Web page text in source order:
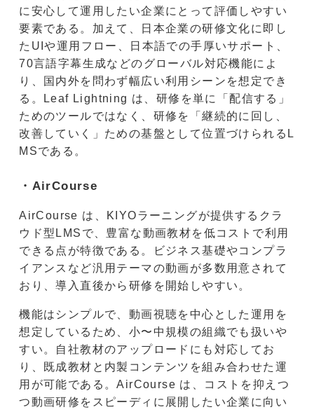
に安心して運用したい企業にとって評価しやすい
要素である。加えて、日本企業の研修文化に即し
たUIや運用フロー、日本語での手厚いサポート、
70言語字幕生成などのグローバル対応機能によ
り、国内外を問わず幅広い利用シーンを想定でき
る。Leaf Lightning は、研修を単に「配信する」
ためのツールではなく、研修を「継続的に回し、
改善していく」ための基盤として位置づけられるL
MSである。
・AirCourse
AirCourse は、KIYOラーニングが提供するクラ
ウド型LMSで、豊富な動画教材を低コストで利用
できる点が特徴である。ビジネス基礎やコンプラ
イアンスなど汎用テーマの動画が多数用意されて
おり、導入直後から研修を開始しやすい。
機能はシンプルで、動画視聴を中心とした運用を
想定しているため、小〜中規模の組織でも扱いや
すい。自社教材のアップロードにも対応してお
り、既成教材と内製コンテンツを組み合わせた運
用が可能である。AirCourse は、コストを抑えつ
つ動画研修をスピーディに展開したい企業に向い